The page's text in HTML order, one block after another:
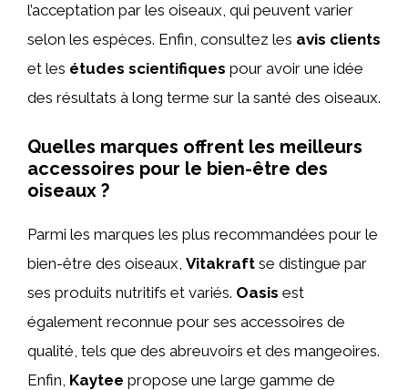
l’acceptation par les oiseaux, qui peuvent varier
selon les espèces. Enfin, consultez les avis clients
et les études scientifiques pour avoir une idée
des résultats à long terme sur la santé des oiseaux.
Quelles marques offrent les meilleurs
accessoires pour le bien-être des
oiseaux ?
Parmi les marques les plus recommandées pour le
bien-être des oiseaux, Vitakraft se distingue par
ses produits nutritifs et variés. Oasis est
également reconnue pour ses accessoires de
qualité, tels que des abreuvoirs et des mangeoires.
Enfin, Kaytee propose une large gamme de